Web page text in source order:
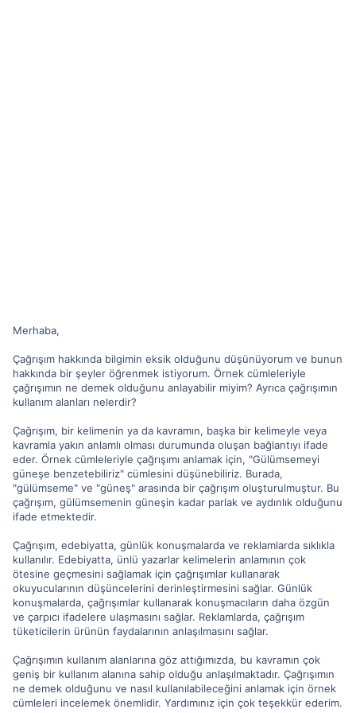
Merhaba,
Çağrışım hakkında bilgimin eksik olduğunu düşünüyorum ve bunun
hakkında bir şeyler öğrenmek istiyorum. Örnek cümleleriyle
çağrışımın ne demek olduğunu anlayabilir miyim? Ayrıca çağrışımın
kullanım alanları nelerdir?
Çağrışım, bir kelimenin ya da kavramın, başka bir kelimeyle veya
kavramla yakın anlamlı olması durumunda oluşan bağlantıyı ifade
eder. Örnek cümleleriyle çağrışımı anlamak için, "Gülümsemeyi
güneşe benzetebiliriz" cümlesini düşünebiliriz. Burada,
"gülümseme" ve "güneş" arasında bir çağrışım oluşturulmuştur. Bu
çağrışım, gülümsemenin güneşin kadar parlak ve aydınlık olduğunu
ifade etmektedir.
Çağrışım, edebiyatta, günlük konuşmalarda ve reklamlarda sıklıkla
kullanılır. Edebiyatta, ünlü yazarlar kelimelerin anlamının çok
ötesine geçmesini sağlamak için çağrışımlar kullanarak
okuyucularının düşüncelerini derinleştirmesini sağlar. Günlük
konuşmalarda, çağrışımlar kullanarak konuşmacıların daha özgün
ve çarpıcı ifadelere ulaşmasını sağlar. Reklamlarda, çağrışım
tüketicilerin ürünün faydalarının anlaşılmasını sağlar.
Çağrışımın kullanım alanlarına göz attığımızda, bu kavramın çok
geniş bir kullanım alanına sahip olduğu anlaşılmaktadır. Çağrışımın
ne demek olduğunu ve nasıl kullanılabileceğini anlamak için örnek
cümleleri incelemek önemlidir. Yardımınız için çok teşekkür ederim.